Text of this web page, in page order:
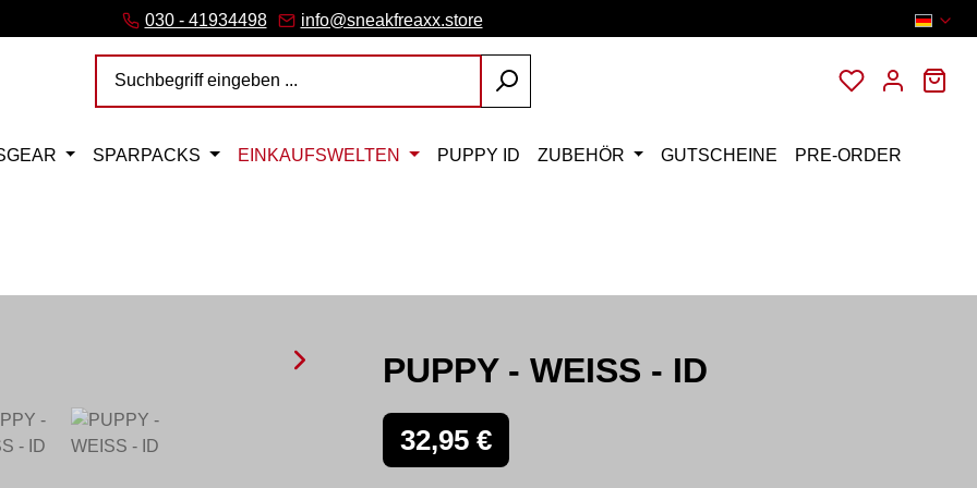
Link)
(externer Link)
Link)
Link)
öffnet in neuem Tab (externer Link)
030 - 41934498 info@sneakfreaxx.store
Du hast 0
SPARPACKS EINKAUFSWELTEN PUPPY ID ZUBEHÖR GUTSCHEINE PRE-ORDER
PUPPY - WEISS - ID
Regulärer Preis:
32,95 €